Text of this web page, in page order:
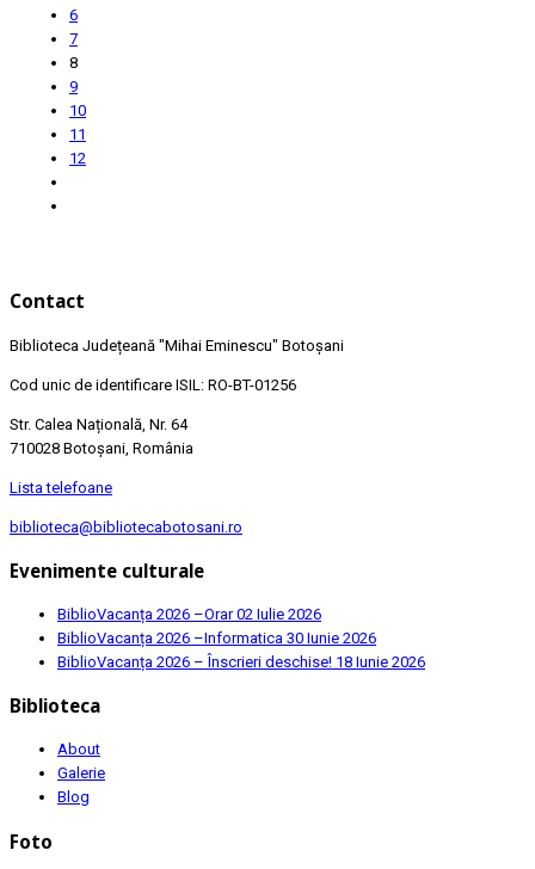
6
7
8
9
10
11
12
Contact
Biblioteca Județeană "Mihai Eminescu" Botoșani
Cod unic de identificare ISIL: RO-BT-01256
Str. Calea Națională, Nr. 64
710028 Botoșani, România
Lista telefoane
biblioteca@bibliotecabotosani.ro
Evenimente culturale
BiblioVacanța 2026 –Orar02 Iulie 2026
BiblioVacanța 2026 –Informatica 30 Iunie 2026
BiblioVacanța 2026 – Înscrieri deschise! 18 Iunie 2026
Biblioteca
About
Galerie
Blog
Foto